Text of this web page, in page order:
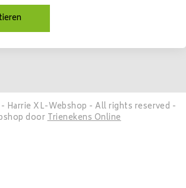
Harrie XL-Webshop - All rights reserved -
doorTrienekens Online